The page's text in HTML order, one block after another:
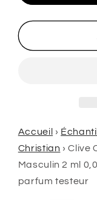
Clive
Christian
Collection
fl.
onces.
échantillon
officiels
testeur
fl.
Accueil ›
Christian ›Clive
Masculin 2 ml
parfum testeur